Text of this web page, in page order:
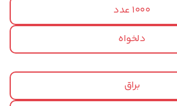
1000 عدد
دلخواه
براق